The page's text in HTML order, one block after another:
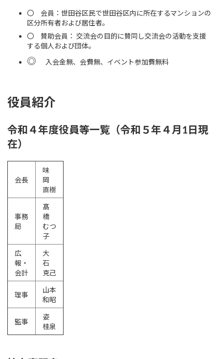
〇 会員：世田谷区民で世田谷区内に所在するマンションの
区分所有者および居住者。
〇 賛助会員： 交流会の目的に賛同し交流会の活動を支援
する個人および団体。
◎ 入会金無、会費無、イベント参加費無料
役員紹介
令和４年度役員等一覧（令和５年４月1日現
在）
会長
味
岡
直樹
事務
局
髙
橋
むつ
子
広
報・
会計
大
石
克己
理事
山本
和昭
監事
姿
桂泉